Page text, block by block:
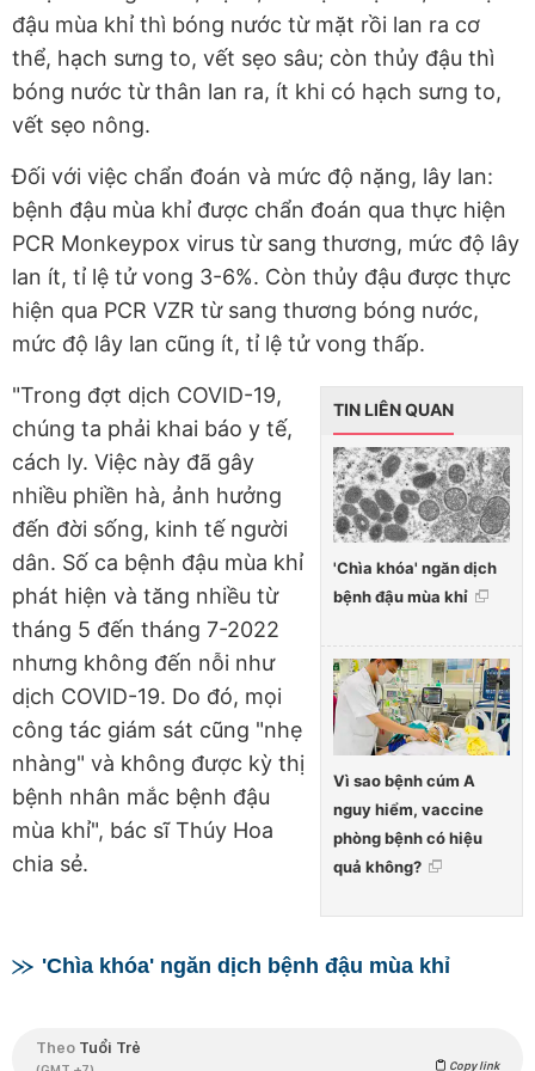
đậu mùa khỉ thì bóng nước từ mặt rồi lan ra cơ
thể, hạch sưng to, vết sẹo sâu; còn thủy đậu thì
bóng nước từ thân lan ra, ít khi có hạch sưng to,
vết sẹo nông.
Đối với việc chẩn đoán và mức độ nặng, lây lan:
bệnh đậu mùa khỉ được chẩn đoán qua thực hiện
PCR Monkeypox virus từ sang thương, mức độ lây
lan ít, tỉ lệ tử vong 3-6%. Còn thủy đậu được thực
hiện qua PCR VZR từ sang thương bóng nước,
mức độ lây lan cũng ít, tỉ lệ tử vong thấp.
TIN LIÊN QUAN
'Chìa khóa' ngăn dịch
bệnh đậu mùa khỉ
Vì sao bệnh cúm A
nguy hiểm, vaccine
phòng bệnh có hiệu
quả không?
"Trong đợt dịch COVID-19,
chúng ta phải khai báo y tế,
cách ly. Việc này đã gây
nhiều phiền hà, ảnh hưởng
đến đời sống, kinh tế người
dân. Số ca bệnh đậu mùa khỉ
phát hiện và tăng nhiều từ
tháng 5 đến tháng 7-2022
nhưng không đến nỗi như
dịch COVID-19. Do đó, mọi
công tác giám sát cũng "nhẹ
nhàng" và không được kỳ thị
bệnh nhân mắc bệnh đậu
mùa khỉ", bác sĩ Thúy Hoa
chia sẻ.
'Chìa khóa' ngăn dịch bệnh đậu mùa khỉ
Theo Tuổi Trẻ
Copy link